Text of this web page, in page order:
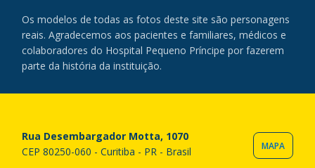
Os modelos de todas as fotos deste site são personagens
reais. Agradecemos aos pacientes e familiares, médicos e
colaboradores do Hospital Pequeno Príncipe por fazerem
parte da história da instituição.
Rua Desembargador Motta, 1070
CEP 80250-060 - Curitiba - PR - Brasil
MAPA